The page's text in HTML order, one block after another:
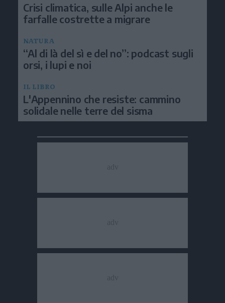
Crisi climatica, sulle Alpi anche le
farfalle costrette a migrare
NATURA
“Al di là del sì e del no”: podcast sugli
orsi, i lupi e noi
IL LIBRO
L'Appennino che resiste: cammino
solidale nelle terre del sisma